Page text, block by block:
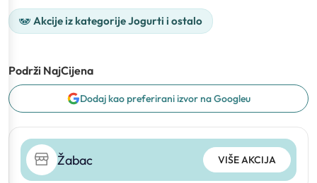
Akcije iz kategorije Jogurti i ostalo
Podrži NajCijena
Dodaj kao preferirani izvor na Googleu
Žabac VIŠE AKCIJA